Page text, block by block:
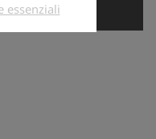
essenziali